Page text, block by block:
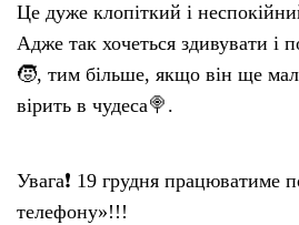
Це дуже клопіткий і
Адже так хочеться здивувати і
🧒, тим більше, якщо він ще
вірить в чудеса🍭.
Увага❗️ 19 грудня працюватиме
телефону»!!!